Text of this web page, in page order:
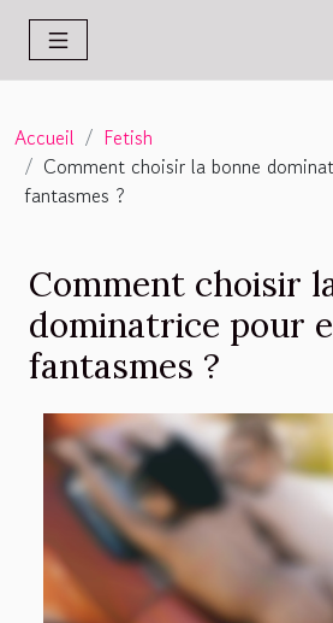
Accueil
Fetish
Comment choisir la bonne
fantasmes ?
Comment choisir
dominatrice pour
fantasmes ?